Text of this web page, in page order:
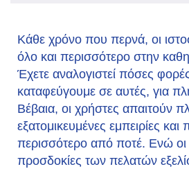
Κάθε χρόνο που περνά, οι
όλο και περισσότερο στην
Έχετε αναλογιστεί πόσες
καταφεύγουμε σε αυτές, για
Βέβαια, οι χρήστες απαιτούν
εξατομικευμένες εμπειρίες
περισσότερο από ποτέ. Ενώ οι
προσδοκίες των πελατών